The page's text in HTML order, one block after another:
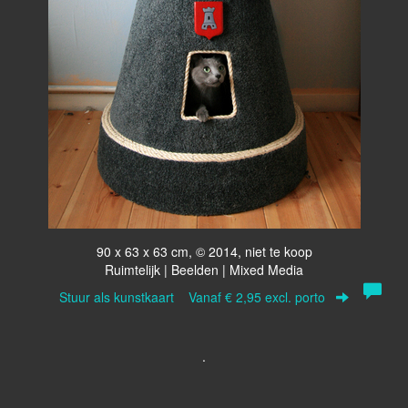
90 x 63 x 63 cm, © 2014, niet te koop
Ruimtelijk | Beelden | Mixed Media
Stuur als kunstkaart Vanaf € 2,95 excl. porto
.